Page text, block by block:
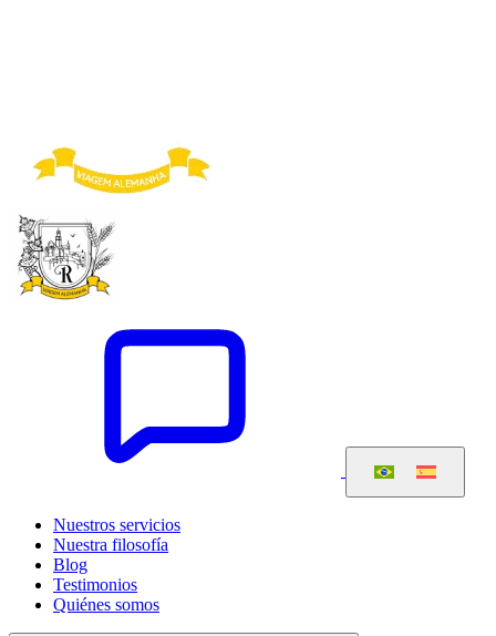
Nuestros servicios
Nuestra filosofía
Blog
Testimonios
Quiénes somos